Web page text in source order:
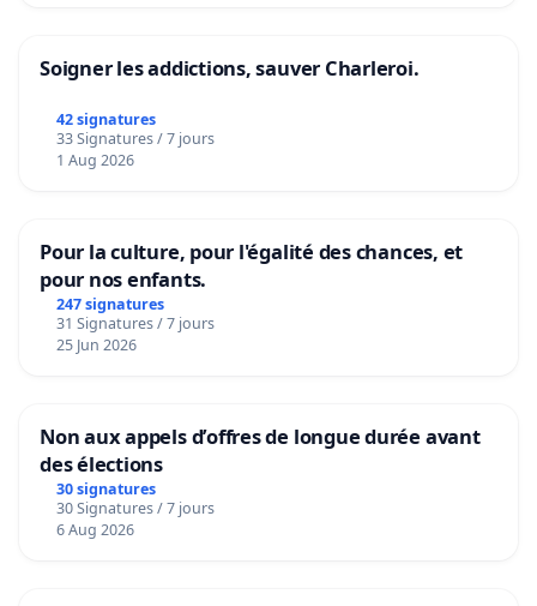
Soigner les addictions, sauver Charleroi.
42 signatures
33 Signatures / 7 jours
1 Aug 2026
Pour la culture, pour l'égalité des chances, et
pour nos enfants.
247 signatures
31 Signatures / 7 jours
25 Jun 2026
Non aux appels d’offres de longue durée avant
des élections
30 signatures
30 Signatures / 7 jours
6 Aug 2026